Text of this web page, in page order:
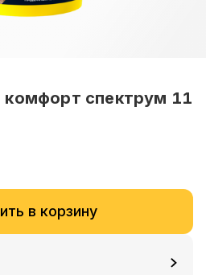
комфорт спектрум 11
в корзину